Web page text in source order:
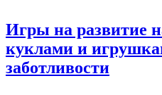
Игры на развитие
куклами и
заботливости